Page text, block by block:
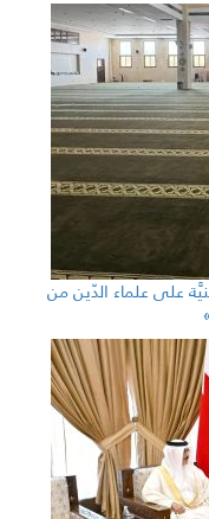
علماء الدّين من